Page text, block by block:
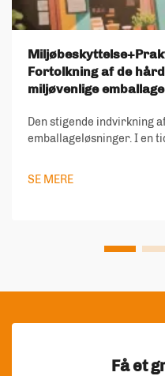
Fortolkning af de
miljøvenlige
Den stigende indvirkning
emballageløsninger. I en
afgørende løsning på den
SE MERE
Få et